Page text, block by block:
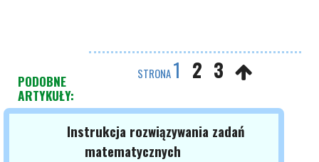
STRONA1 2 3
PODOBNE
ARTYKUŁY:
Instrukcja rozwiązywania zadań
matematycznych